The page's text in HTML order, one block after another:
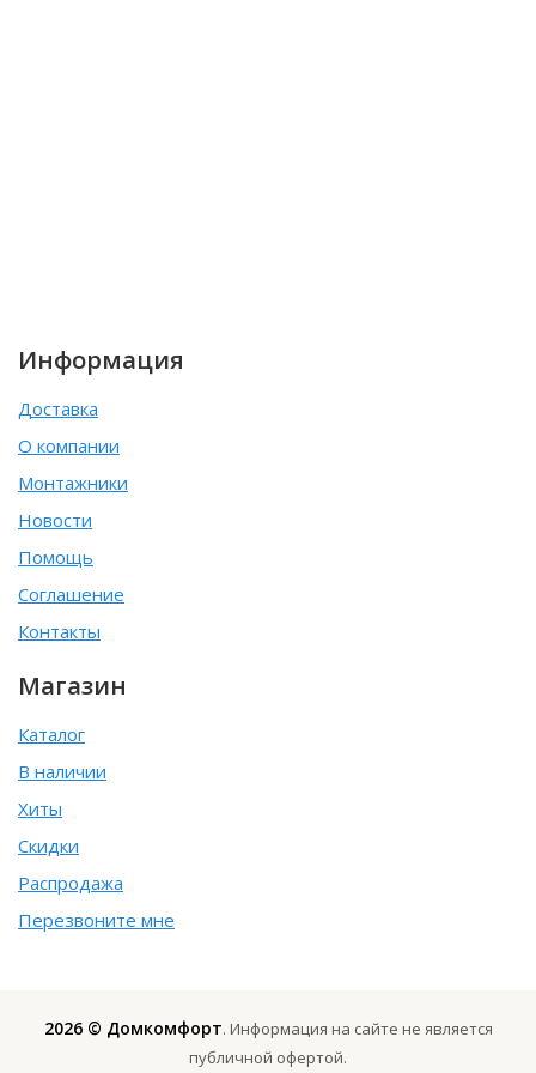
Информация
Доставка
О компании
Монтажники
Новости
Помощь
Соглашение
Контакты
Магазин
Каталог
В наличии
Хиты
Скидки
Распродажа
Перезвоните мне
2026 © Домкомфорт. Информация на сайте не является
публичной офертой.